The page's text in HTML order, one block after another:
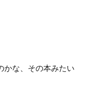
かな、その本みたい